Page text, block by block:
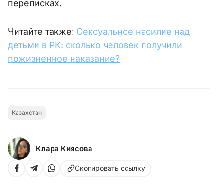
переписках.
Читайте также: Сексуальное насилие над
детьми в РК: сколько человек получили
пожизненное наказание?
Казахстан
Клара Киясова
Скопировать ссылку